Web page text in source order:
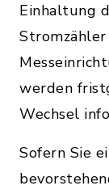
Einhaltung
werden
Wechsel
Sofern Sie